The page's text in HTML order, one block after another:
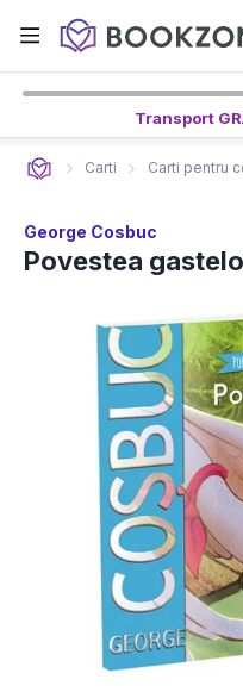
Transport
Carti Carti pentru
George Cosbuc
Povestea